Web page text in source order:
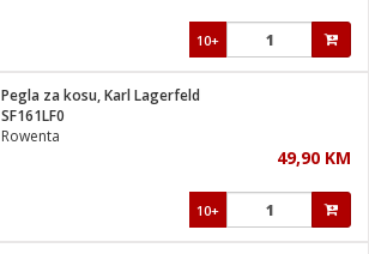
10+
Pegla za kosu, Karl Lagerfeld
SF161LF0
Rowenta
49,90 KM
10+